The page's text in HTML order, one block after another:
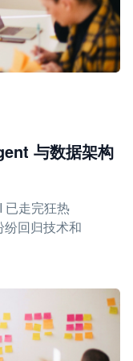
与数据架构
已走完狂热
回归技术和